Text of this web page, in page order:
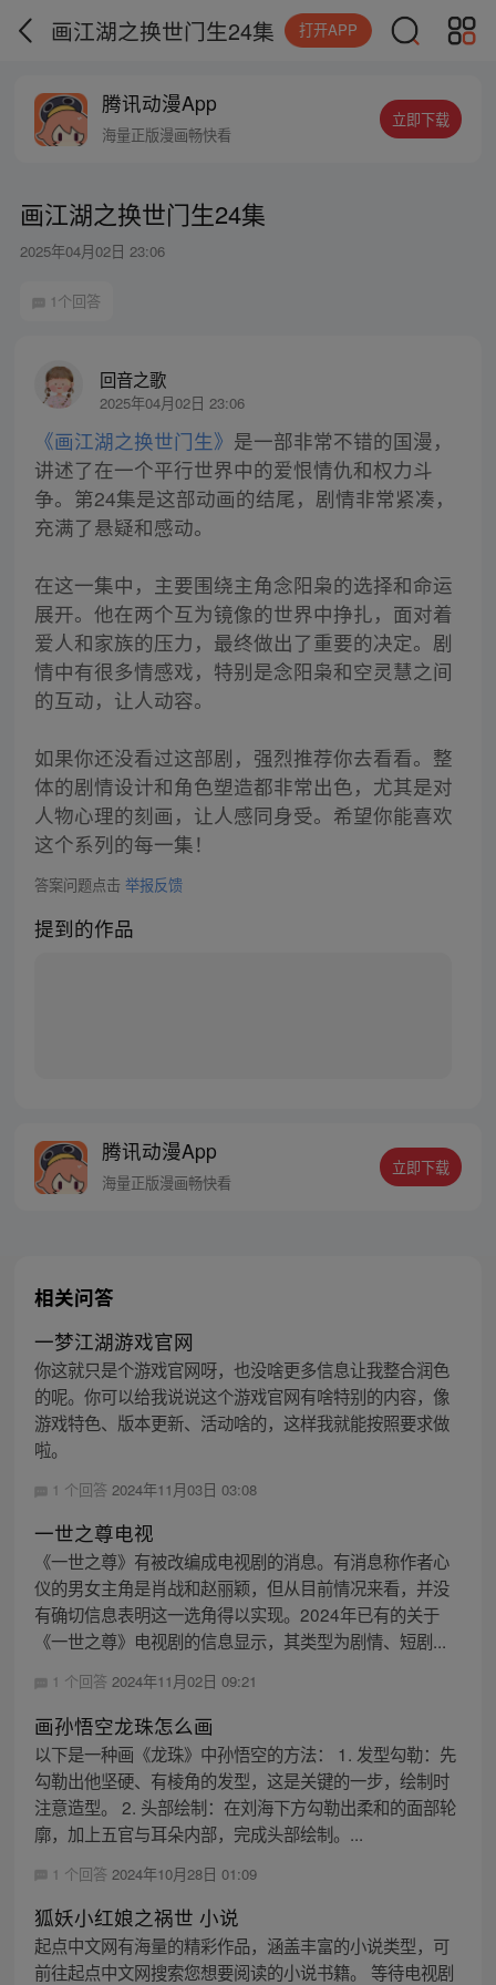
画江湖之换世门生24集 打开APP
腾讯动漫App
海量正版漫画畅快看
立即下载
画江湖之换世门生24集
2025年04月02日 23:06
1个回答
回音之歌
2025年04月02日 23:06
《画江湖之换世门生》 是一部非常不错的国漫，
讲述了在一个平行世界中的爱恨情仇和权力斗
争。第24集是这部动画的结尾，剧情非常紧凑，
充满了悬疑和感动。
在这一集中，主要围绕主角念阳枭的选择和命运
展开。他在两个互为镜像的世界中挣扎，面对着
爱人和家族的压力，最终做出了重要的决定。剧
情中有很多情感戏，特别是念阳枭和空灵慧之间
的互动，让人动容。
如果你还没看过这部剧，强烈推荐你去看看。整
体的剧情设计和角色塑造都非常出色，尤其是对
人物心理的刻画，让人感同身受。希望你能喜欢
这个系列的每一集！
答案问题点击 举报反馈
提到的作品
腾讯动漫App
海量正版漫画畅快看
立即下载
相关问答
一梦江湖游戏官网
你这就只是个游戏官网呀，也没啥更多信息让我整合润色
的呢。你可以给我说说这个游戏官网有啥特别的内容，像
游戏特色、版本更新、活动啥的，这样我就能按照要求做
啦。
1 个回答 2024年11月03日 03:08
一世之尊电视
《一世之尊》有被改编成电视剧的消息。有消息称作者心
仪的男女主角是肖战和赵丽颖，但从目前情况来看，并没
有确切信息表明这一选角得以实现。2024年已有的关于
《一世之尊》电视剧的信息显示，其类型为剧情、短剧...
1 个回答 2024年11月02日 09:21
画孙悟空龙珠怎么画
以下是一种画《龙珠》中孙悟空的方法： 1. 发型勾勒：先
勾勒出他坚硬、有棱角的发型，这是关键的一步，绘制时
注意造型。 2. 头部绘制：在刘海下方勾勒出柔和的面部轮
廓，加上五官与耳朵内部，完成头部绘制。...
1 个回答 2024年10月28日 01:09
狐妖小红娘之祸世 小说
起点中文网有海量的精彩作品，涵盖丰富的小说类型，可
前往起点中文网搜索您想要阅读的小说书籍。 等待电视剧